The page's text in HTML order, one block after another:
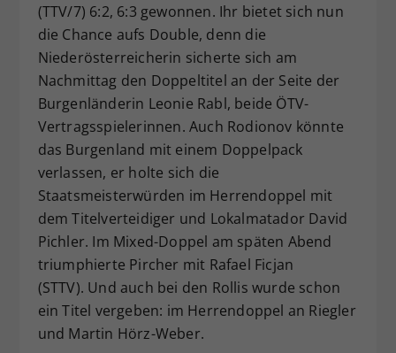
(TTV/7) 6:2, 6:3 gewonnen. Ihr bietet sich nun
die Chance aufs Double, denn die
Niederösterreicherin sicherte sich am
Nachmittag den Doppeltitel an der Seite der
Burgenländerin Leonie Rabl, beide ÖTV-
Vertragsspielerinnen. Auch Rodionov könnte
das Burgenland mit einem Doppelpack
verlassen, er holte sich die
Staatsmeisterwürden im Herrendoppel mit
dem Titelverteidiger und Lokalmatador David
Pichler. Im Mixed-Doppel am späten Abend
triumphierte Pircher mit Rafael Ficjan
(STTV). Und auch bei den Rollis wurde schon
ein Titel vergeben: im Herrendoppel an Riegler
und Martin Hörz-Weber.